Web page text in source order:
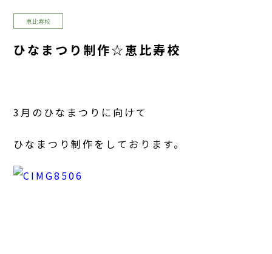
恵比寿校
ひなまつり制作☆恵比寿校
3月のひなまつりに向けて
ひなまつり制作をしております。